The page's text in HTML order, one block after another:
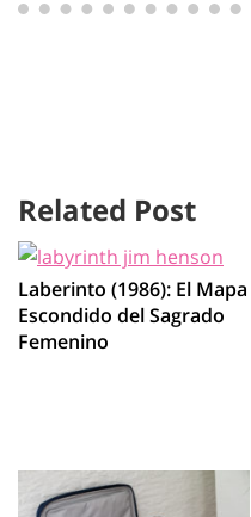
Related Post
Laberinto (1986): El Mapa
Escondido del Sagrado
Femenino